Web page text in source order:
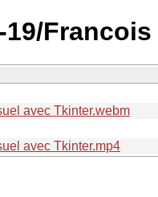
avec Tkinter.webm
avec Tkinter.mp4